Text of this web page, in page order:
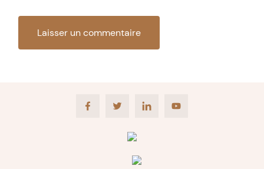
FacebookTwitter LinkedIn Youtube